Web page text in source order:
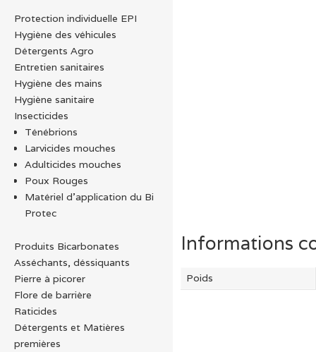
Informations
Poids
Protection individuelle EPI
Hygiène des véhicules
Détergents Agro
Entretien sanitaires
Hygiène des mains
Hygiène sanitaire
Insecticides
Ténébrions
Larvicides mouches
Adulticides mouches
Poux Rouges
Matériel d’application du Bi
Protec
Produits Bicarbonates
Asséchants, déssiquants
Pierre à picorer
Flore de barrière
Raticides
Détergents et Matières
premières